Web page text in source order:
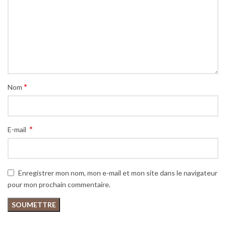
Nom *
E-mail *
Enregistrer mon nom, mon e-mail et mon site dans le navigateur
pour mon prochain commentaire.